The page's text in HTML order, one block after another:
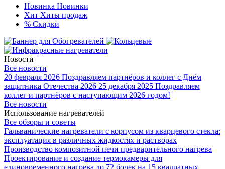
Новинка Новинки
Хит Хиты продаж
% Скидки
Новости
Все новости
20 февраля 2026 Поздравляем партнёров и коллег с Днём
защитника Отечества 2026 25 декабря 2025 Поздравляем
коллег и партнёров с наступающим 2026 годом!
Все новости
Использование нагревателей
Все обзоры и советы
Гальванические нагреватели с корпусом из кварцевого стекла:
эксплуатация в различных жидкостях и растворах
Производство композитной печи предварительного нагрева
Проектирование и создание термокамеры для
единовременного нагрева до 72 бочек на 15 квадратных